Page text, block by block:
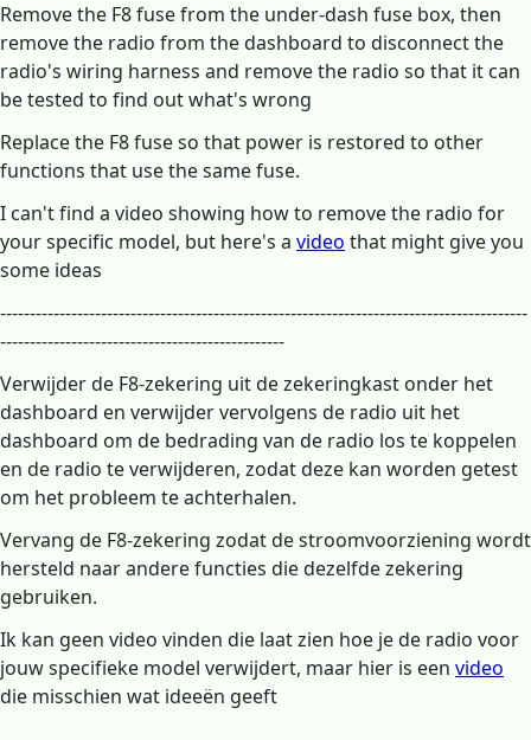
Remove the F8 fuse from the under-dash fuse box, then
remove the radio from the dashboard to disconnect the
radio's wiring harness and remove the radio so that it can
be tested to find out what's wrong
Replace the F8 fuse so that power is restored to other
functions that use the same fuse.
I can't find a video showing how to remove the radio for
your specific model, but here's a video that might give you
some ideas
-----------------------------------------------------------------------------------------
------------------------------------------------
Verwijder de F8-zekering uit de zekeringkast onder het
dashboard en verwijder vervolgens de radio uit het
dashboard om de bedrading van de radio los te koppelen
en de radio te verwijderen, zodat deze kan worden getest
om het probleem te achterhalen.
Vervang de F8-zekering zodat de stroomvoorziening wordt
hersteld naar andere functies die dezelfde zekering
gebruiken.
Ik kan geen video vinden die laat zien hoe je de radio voor
jouw specifieke model verwijdert, maar hier is een video
die misschien wat ideeën geeft